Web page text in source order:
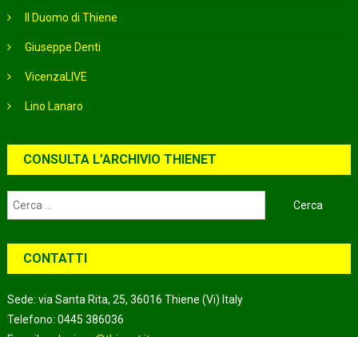
Il Duomo di Thiene
Giuseppe Denti
VicenzaLIVE
Lino Lanaro
CONSULTA L’ARCHIVIO THIENET
Ricerca
per:
CONTATTI
Sede: via Santa Rita, 25, 36016 Thiene (Vi) Italy
Telefono: 0445 386036